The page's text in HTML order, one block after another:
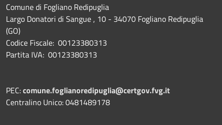
Comune di Fogliano Redipuglia
Largo Donatori di Sangue , 10 - 34070 Fogliano Redipuglia
(GO)
Codice Fiscale: 00123380313
Partita IVA: 00123380313
PEC:comune.foglianoredipuglia@certgov.fvg.it
Centralino Unico: 0481489178